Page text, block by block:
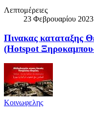
Λεπτομέρειες
23 Φεβρουαρίου 2023
Πινακας καταταξης
(Hotspot
Κοινωφελης